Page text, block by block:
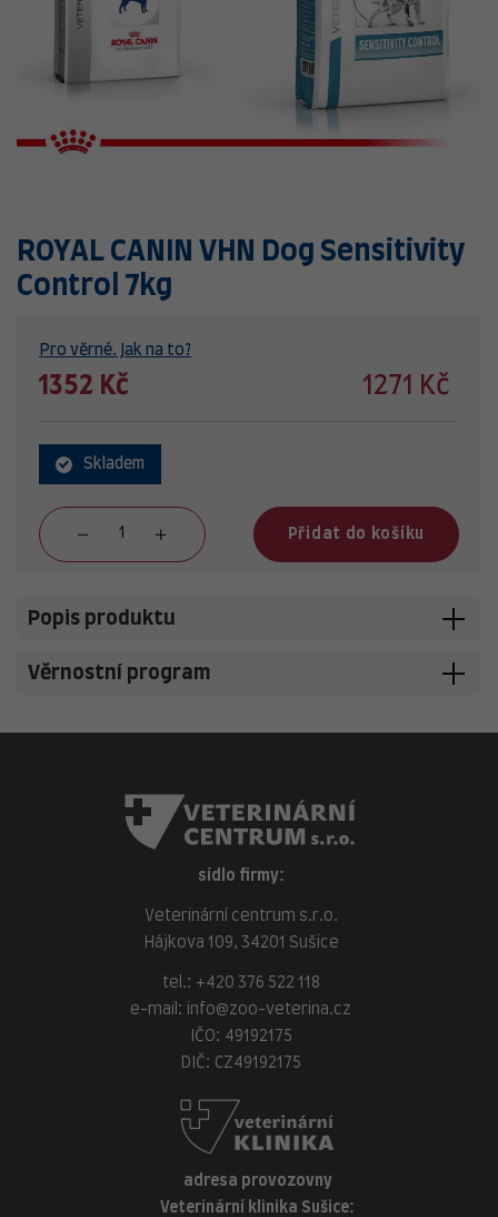
ROYAL CANIN VHN Dog Sensitivity
Control 7kg
Pro věrné. Jak na to?
1352 Kč 1271 Kč
Skladem
Přidat do košíku
Popis produktu
Věrnostní program
sídlo firmy:
Veterinární centrum s.r.o.
Hájkova 109, 34201 Sušice
tel.: +420 376 522 118
e-mail:
info@zoo-veterina.cz
IČO: 49192175
DIČ: CZ49192175
adresa provozovny
Veterinární klinika Sušice: